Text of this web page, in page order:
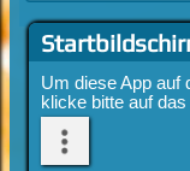
Um diese App auf
klicke bitte auf das